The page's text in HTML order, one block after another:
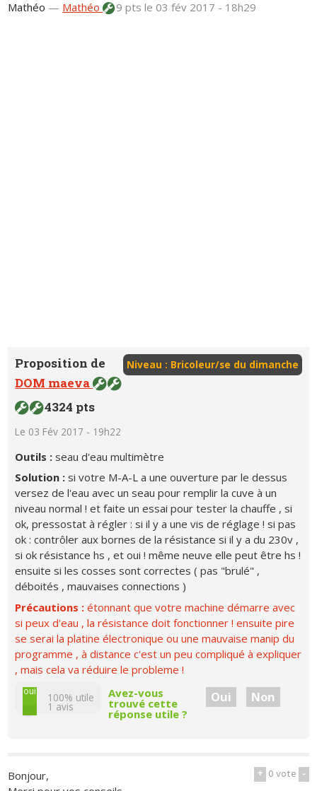
Mathéo — Mathéo 9 ptsle 03 fév 2017 - 18h29
Niveau : Bricoleur/se du dimanche
Proposition de
DOM maeva
4324 pts
Le 03 Fév 2017 - 19h22
Outils :seau d'eau multimètre
Solution :si votre M-A-L a une ouverture par le dessus
versez de l'eau avec un seau pour remplir la cuve à un
niveau normal ! et faite un essai pour tester la chauffe , si
ok, pressostat à régler : si il y a une vis de réglage ! si pas
ok : contrôler aux bornes de la résistance si il y a du 230v ,
si ok résistance hs , et oui ! même neuve elle peut être hs !
ensuite si les cosses sont correctes ( pas "brulé" ,
déboités , mauvaises connections )
Précautions :étonnant que votre machine démarre avec
si peux d'eau , la résistance doit fonctionner ! ensuite pire
se serai la platine électronique ou une mauvaise manip du
programme , à distance c'est un peu compliqué à expliquer
, mais cela va réduire le probleme !
non
oui 100% utile
1 avis
Avez-vous
trouvé cette
réponse utile ?
Oui Non
+ 0vote -
Bonjour,